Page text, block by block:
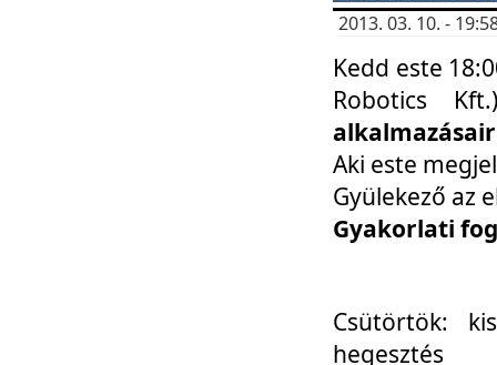
2013. 03. 10. -
Kedd este
Robotics
Aki este
Gyülekező az
Gyakorlati
Csütörtök:
hegesztés